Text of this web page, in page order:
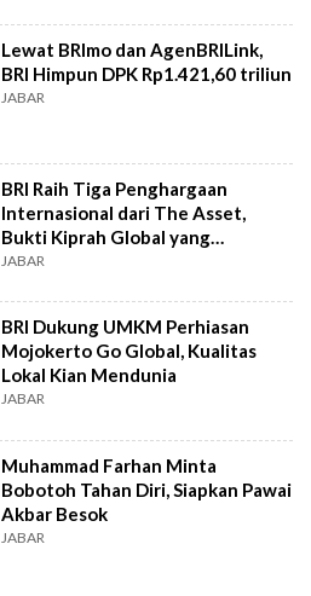
Lewat BRImo dan AgenBRILink,
BRI Himpun DPK Rp1.421,60 triliun
JABAR
BRI Raih Tiga Penghargaan
Internasional dari The Asset,
Bukti Kiprah Global yang
Konsisten
JABAR
BRI Dukung UMKM Perhiasan
Mojokerto Go Global, Kualitas
Lokal Kian Mendunia
JABAR
Muhammad Farhan Minta
Bobotoh Tahan Diri, Siapkan Pawai
Akbar Besok
JABAR